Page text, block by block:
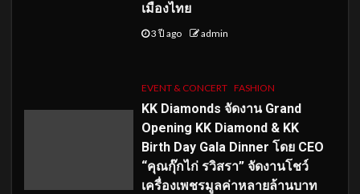
เมืองไทย
3 ปี ago admin
EVENT & CONCERT FASHION
KK Diamonds จัดงาน Grand
Opening KK Diamond & KK
Birth Day Gala Dinner โดย CEO
“คุณกุ๊กไก่ รวิสรา” จัดงานโชว์
เครื่องเพชรมูลค่าหลายล้านบาท